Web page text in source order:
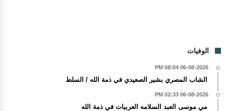
الوفيات
06-08-2026 08:04 PM
الشاب المصري بشير الصعيدي في ذمة الله / السلط
06-08-2026 02:33 PM
مي موسى العبد السلامه العربيات في ذمة الله